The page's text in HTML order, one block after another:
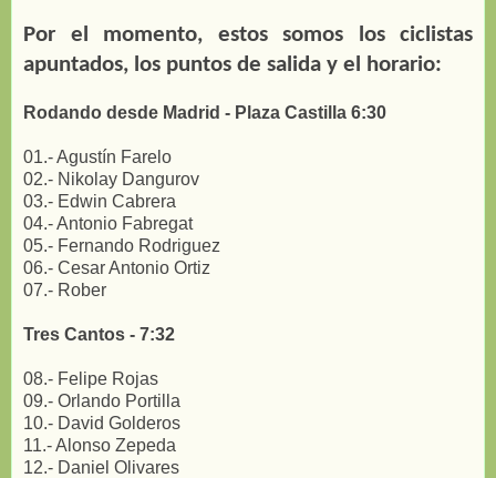
Por el momento, estos somos los ciclistas
apuntados, los puntos de salida y el horario:
Rodando desde Madrid - Plaza Castilla 6:30
01.- Agustín Farelo
02.- Nikolay Dangurov
03.- Edwin Cabrera
04.- Antonio Fabregat
05.- Fernando Rodriguez
06.- Cesar Antonio Ortiz
07.- Rober
Tres Cantos - 7:32
08.- Felipe Rojas
09.- Orlando Portilla
10.- David Golderos
11.- Alonso Zepeda
12.- Daniel Olivares